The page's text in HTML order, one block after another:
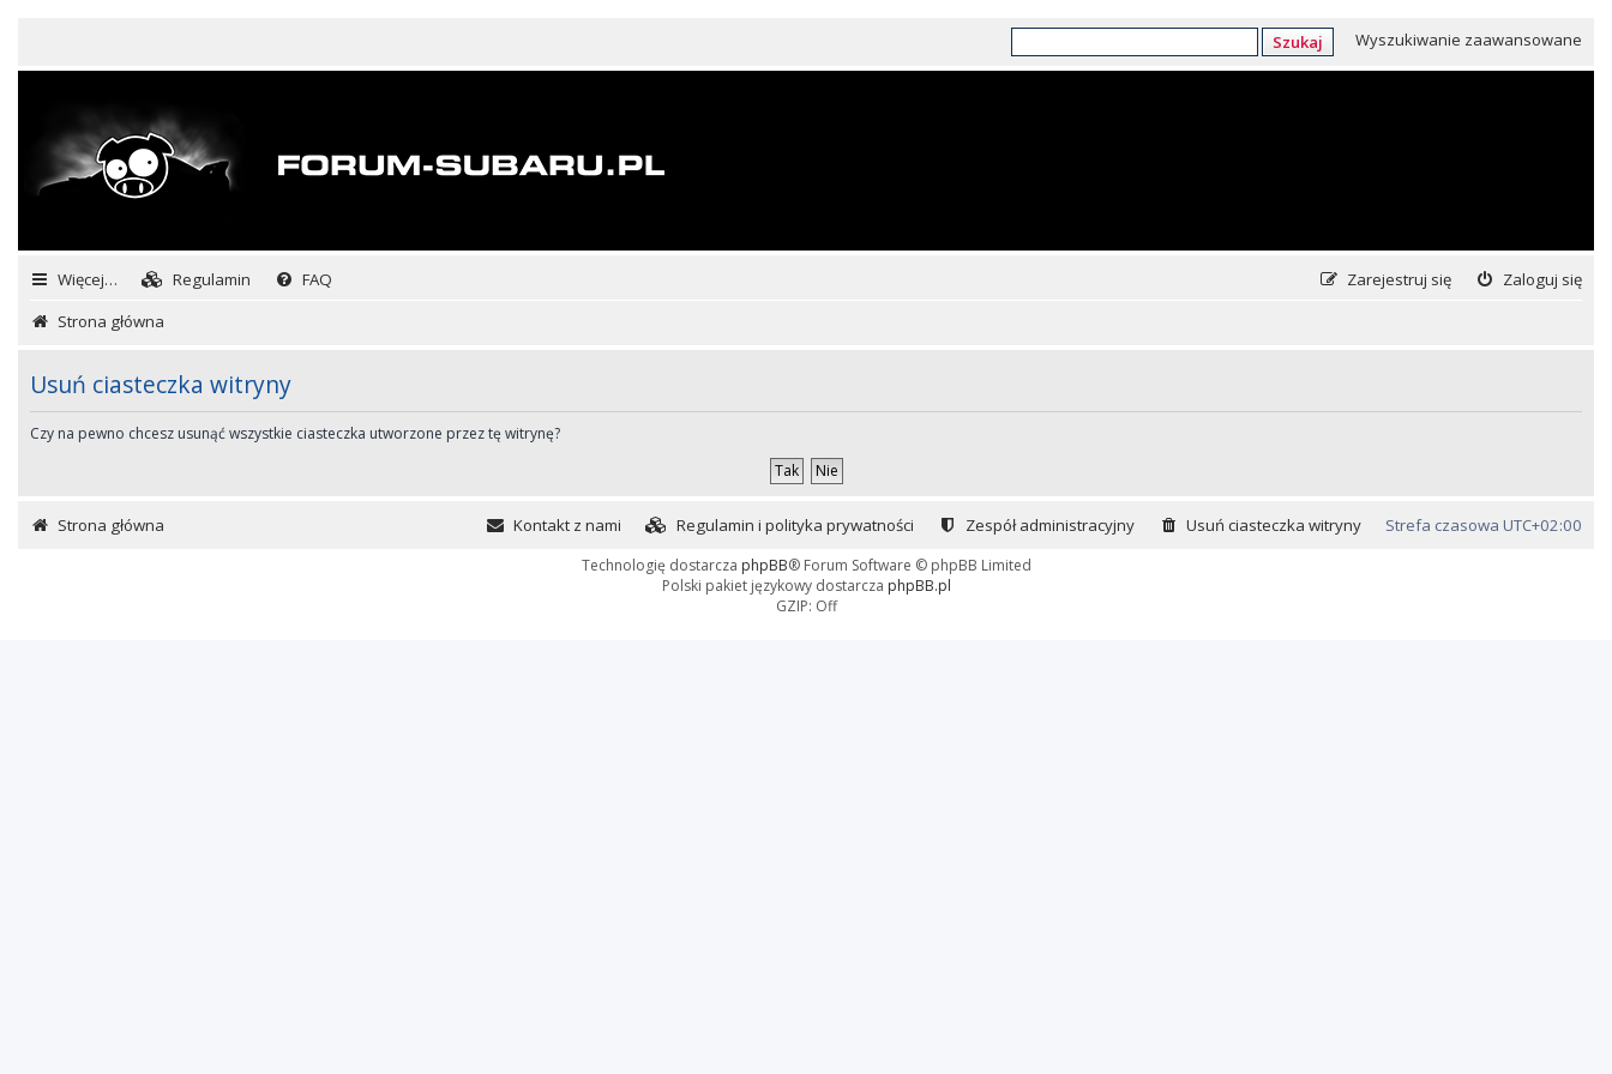
Szukaj Wyszukiwanie zaawansowane
Więcej… Regulamin FAQ Zaloguj się
Zarejestruj się
Strona główna
Usuń ciasteczka witryny
Czy na pewno chcesz usunąć wszystkie ciasteczka utworzone przez tę witrynę?
Strona główna Strefa czasowa UTC+02:00
Usuń ciasteczka witryny
Zespół administracyjny
Regulamin i polityka prywatności
Kontakt z nami
Technologię dostarcza phpBB® Forum Software © phpBB Limited
Polski pakiet językowy dostarcza phpBB.pl
GZIP: Off